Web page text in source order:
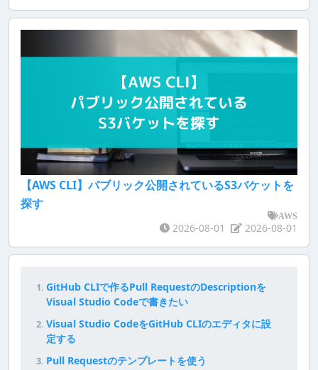
【AWS CLI】パブリック公開されているS3バケットを
探す
AWS
2026-08-01 2026-08-01
GitHub CLIで作るPull RequestのDescriptionを
Visual Studio Codeで書きたい
Visual Studio CodeをGitHub CLIのエディタに設
定する
Pull Requestのテンプレートを使う